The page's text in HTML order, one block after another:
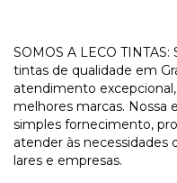
SOMOS A LECO
tintas de qualidade em
atendimento
melhores marcas. Nossa
simples fornecimento,
atender às necessidades
lares e empresas.